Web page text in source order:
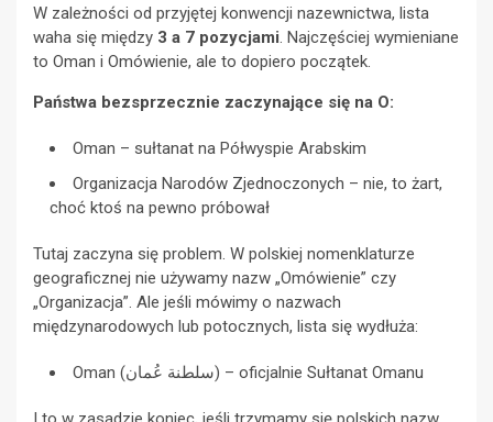
W zależności od przyjętej konwencji nazewnictwa, lista
waha się między 3 a 7 pozycjami. Najczęściej wymieniane
to Oman i Omówienie, ale to dopiero początek.
Państwa bezsprzecznie zaczynające się na O:
Oman – sułtanat na Półwyspie Arabskim
Organizacja Narodów Zjednoczonych – nie, to żart,
choć ktoś na pewno próbował
Tutaj zaczyna się problem. W polskiej nomenklaturze
geograficznej nie używamy nazw „Omówienie” czy
„Organizacja”. Ale jeśli mówimy o nazwach
międzynarodowych lub potocznych, lista się wydłuża:
Oman (سلطنة عُمان) – oficjalnie Sułtanat Omanu